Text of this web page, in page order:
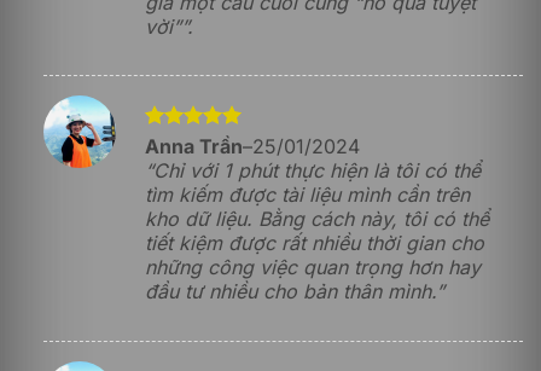
đó người dùng có thể duy trì trạng thái của dữ liệu lên
nền tảng đám mây. Để phục hồi dữ liệu, người dùng
những thời điểm trong quá khứ, vừa mới xong hoặc vài
năm trước đó. Bằng cách này, người dùng sẽ hạn chế
được tối đa những rủi ro có thể xảy ra khi liên quan
đến dữ liệu.
Quản lý nội dung bảo mật
Khả năng bảo mật dữ liệu được tích hợp sẵn trong
Microsoft SharePoint Syntex – Monthly như:
cách cấp quyền và sửa đổi linh hoạt.
vời””.
Được xếp
hạng 55
sao
Anna Trần–25/01/2024
“Chỉ với 1 phút thực hiện là tôi có thể
tìm kiếm được tài liệu mình cần trên
kho dữ liệu. Bằng cách này, tôi có thể
tiết kiệm được rất nhiều thời gian cho
những công việc quan trọng hơn hay
đầu tư nhiều cho bản thân mình.”